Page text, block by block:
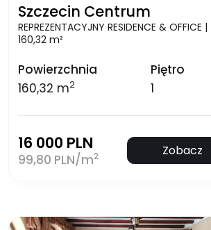
Szczecin Centrum
REPREZENTACYJNY RESIDENCE & OFFICE |
160,32 m²
Powierzchnia
160,32 m2
Piętro
1
16 000 PLN
99,80 PLN/m2 Zobacz